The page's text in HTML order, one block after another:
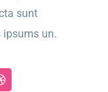
sunt
ipsums un.